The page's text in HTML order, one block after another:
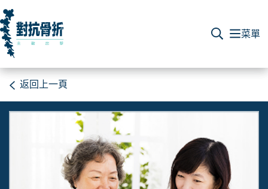
返回上一頁